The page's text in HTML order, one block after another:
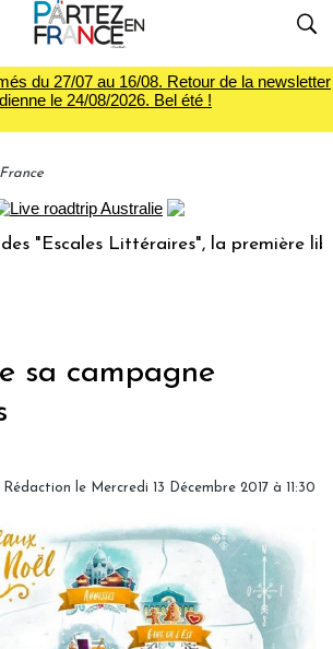
du 27/07 au 16/08. Retour de la newsletter
le 24/08/2026. Bel été !
Littéraires", la première
sa campagne
Rédaction le Mercredi 13 Décembre 2017 à 11:30